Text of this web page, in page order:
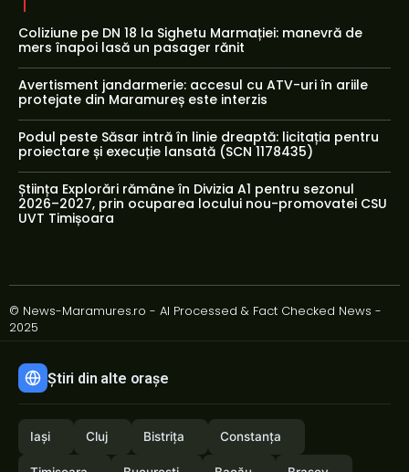
Coliziune pe DN 18 la Sighetu Marmației: manevră de
mers înapoi lasă un pasager rănit
Avertisment jandarmerie: accesul cu ATV-uri în ariile
protejate din Maramureș este interzis
Podul peste Săsar intră în linie dreaptă: licitația pentru
proiectare și execuție lansată (SCN 1178435)
Știința Explorări rămâne în Divizia A1 pentru sezonul
2026–2027, prin ocuparea locului nou-promovatei CSU
UVT Timișoara
© News-Maramures.ro - AI Processed & Fact Checked News -
2025
Știri din alte orașe
Iași Cluj Bistrița Constanța